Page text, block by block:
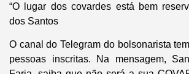
“O lugar dos covardes está bem
dos Santos
O canal do Telegram do bolsonarista
pessoas inscritas. Na mensagem,